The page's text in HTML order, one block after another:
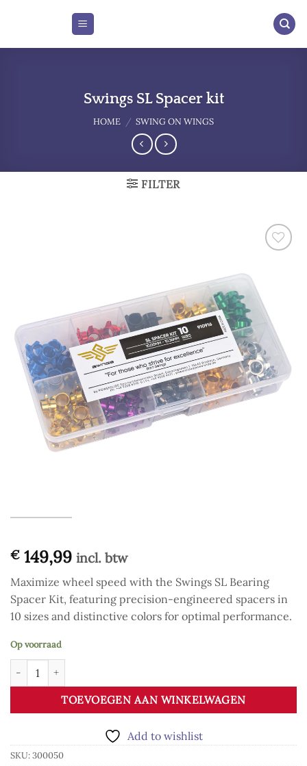
Swings SL Spacer kit
HOME / SWING ON WINGS
FILTER
€ 149,99 incl. btw
Maximize wheel speed with the Swings SL Bearing
Spacer Kit, featuring precision-engineered spacers in
10 sizes and distinctive colors for optimal performance.
Op voorraad
Swings SL Spacer kit aantal
TOEVOEGEN AAN WINKELWAGEN
Add to wishlist
SKU:300050